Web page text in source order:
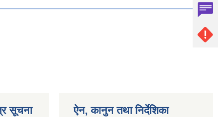
सूचना ऐन, कानुन तथा निर्देशिका